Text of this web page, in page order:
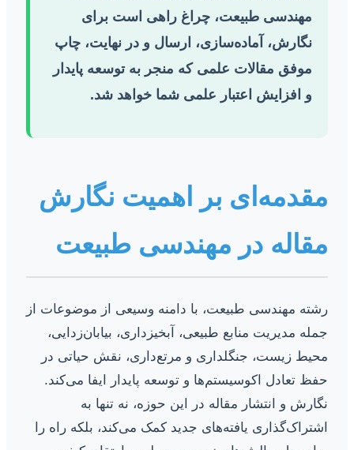
مهندسی طبیعت، چراغ راهی است برای
نگارش، آماده‌سازی، ارسال و در نهایت، چاپ
موفق مقالات علمی که منجر به توسعه پایدار
و افزایش اعتبار علمی شما خواهد شد.
مقدمه‌ای بر اهمیت نگارش
مقاله در مهندسی طبیعت
رشته مهندسی طبیعت، با دامنه وسیعی از موضوعات از
جمله مدیریت منابع طبیعی، آبخیزداری، بیابان‌زدایی،
محیط زیست، جنگلداری و مرتع‌داری، نقش حیاتی در
حفظ تعادل اکوسیستم‌ها و توسعه پایدار ایفا می‌کند.
نگارش و انتشار مقاله در این حوزه، نه تنها به
اشتراک‌گذاری یافته‌های جدید کمک می‌کند، بلکه راه را